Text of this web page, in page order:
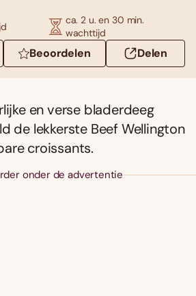
ca. 2 u. en 30 min.
wachttijd
Beoordelen Delen
en verse bladerdeeg
de lekkerste Beef Wellington
croissants.
onder de advertentie